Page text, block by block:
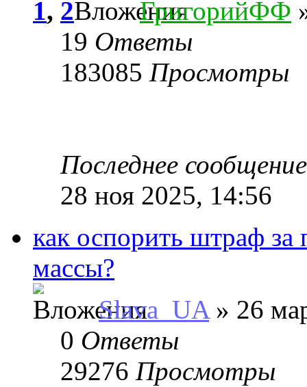
1, 2 ГригорийФФ
19 Ответы
183085 Просмотры
Последнее
28 ноя 2025, 14:56
как оспорить штраф за
массы?
Slava_UA» 26
0 Ответы
29276 Просмотры